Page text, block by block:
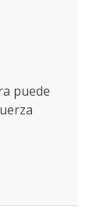
puede